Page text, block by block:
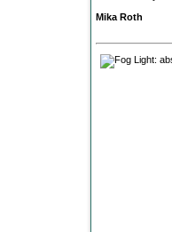
Mika Roth